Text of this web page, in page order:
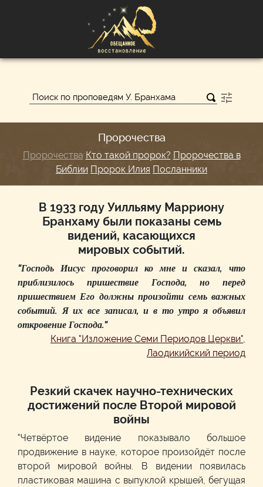
Пророчества
Пророчества Кто такой пророк? Пророчества в
Библии Пророк Илия Посланники
В 1933 году Уилльяму Марриону
Бранхаму были показаны семь
видений, касающихся
мировых событий.
"Господь Иисус проговорил ко мне и сказал, что
приблизилось пришествие Господа, но перед
пришествием Его должны произойти семь важных
событий. Я их все записал, и в то утро я объявил
откровение Господа."
Книга "Изложение Семи Периодов Церкви",
Лаодикийский период
Резкий скачек научно-технических
достижений после Второй мировой
войны
"Четвёртое видение показывало большое
продвижение в науке, которое произойдёт после
второй мировой войны. В видении появилась
пластиковая машина с выпуклой крышей, бегущая